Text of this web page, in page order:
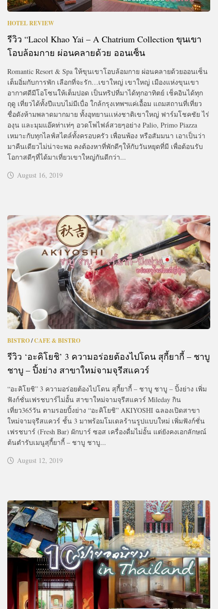
HOTEL REVIEW
รีวิว “Lacol Khao Yai – A Chatrium Collection ขุนเขา
โอบล้อมกาย ผ่อนคลายด้วย ออนเซ็น
Romantic Resort​ &​ Spa ให้ขุนเขาโอบล้อมกาย ผ่อนคลายด้วยออนเซ็น
เต็มอิ่มกับการพัก เลือกที่จะรัก…เขาใหญ่ เขาใหญ่ เมืองแห่งขุนเขา
อากาศดีมีโอโซนให้เต็มปอด เป็นทริปที่มาได้ทุกอาทิตย์ เช็คอินได้ทุก
ฤดู เที่ยวได้ทั้งปีแบบไม่มีเบื่อ ใกล้กรุงเทพฯแค่เอื้อม แถมสถานที่เที่ยว
ชื่อดังห้ามพลาดมากมาย ทั้งอุทยานเเห่งชาติเขาใหญ่ ฟาร์มโชคชัย ไร่
องุน และมุมแอ๊คท่าเท่ๆ อวดโพไฟล์สวยๆอย่าง Palio, Primo Piazza
เหมาะกับทุกไลฟ์สไตล์ทั้งครอบครัว เพื่อนพ้อง หรือสัมมนา เอาเป็นว่า
มาคืนเดียวไม่น่าจะพอ คงต้องหาที่พักดีๆให้กับวันหยุดที่มี เพื่อต้อนรับ
โอกาสดีๆที่ได้มาเที่ยวเขาใหญ่กันดีกว่า...
August 16, 2019
BISTRO/CAFE & BISTRO
รีวิว ‘อะคิโยชิ’ 3 ความอร่อยต้องไปโดน สุกี้ยากี้ – ชาบู
ชาบู – ปิ้งย่าง สาขาใหม่จามจุรีสแควร์
“อะคิโยชิ” 3 ความอร่อยต้องไปโดน สุกี้ยากี้ – ชาบู ชาบู – ปิ้งย่าง เพิ่ม
ฟังก์ชั่นเฟรชบาร์ไม่อั้น สาขาใหม่จามจุรีสแควร์ Mileday กิน
เที่ยว365วัน ตามรอยปิ้งย่าง “อะคิโยชิ” AKIYOSHI ฉลองเปิดสาขา
ใหม่จามจุรีสแควร์ ชั้น 3 มาพร้อมโมเดลร้านรูปแบบใหม่ เพิ่มฟังก์ชั่น
เฟรชบาร์ (Fresh Bar) ผักบาร์ ซอส เครื่องดื่มไม่อั้น แต่ยังคงเอกลักษณ์
ต้นตำรับเมนูสุกี้ยากี้ – ชาบู ชาบู...
August 12, 2019